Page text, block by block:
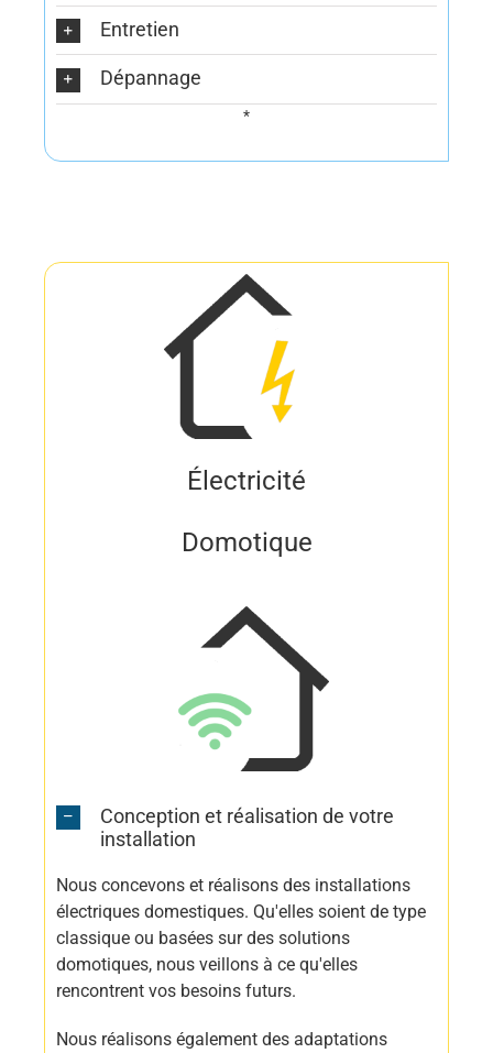
Entretien
Dépannage
*
Électricité
Domotique
Conception et réalisation de votre
installation
Nous concevons et réalisons des installations
électriques domestiques. Qu'elles soient de type
classique ou basées sur des solutions
domotiques, nous veillons à ce qu'elles
rencontrent vos besoins futurs.
Nous réalisons également des adaptations